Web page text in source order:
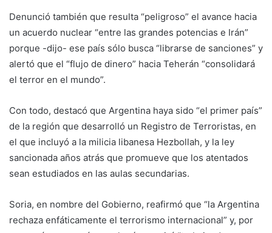
Denunció también que resulta “peligroso” el avance hacia
un acuerdo nuclear “entre las grandes potencias e Irán”
porque -dijo- ese país sólo busca “librarse de sanciones” y
alertó que el “flujo de dinero” hacia Teherán “consolidará
el terror en el mundo”.
Con todo, destacó que Argentina haya sido “el primer país”
de la región que desarrolló un Registro de Terroristas, en
el que incluyó a la milicia libanesa Hezbollah, y la ley
sancionada años atrás que promueve que los atentados
sean estudiados en las aulas secundarias.
Soria, en nombre del Gobierno, reafirmó que “la Argentina
rechaza enfáticamente el terrorismo internacional” y, por